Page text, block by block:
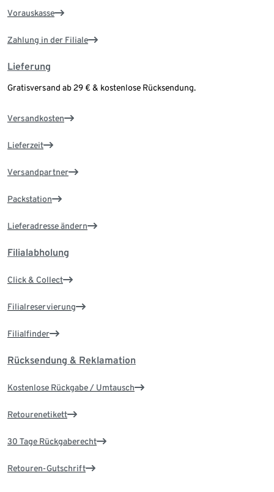
Vorauskasse
Zahlung in der Filiale
Lieferung
Gratisversand ab 29 € & kostenlose Rücksendung.
Versandkosten
Lieferzeit
Versandpartner
Packstation
Lieferadresse ändern
Filialabholung
Click & Collect
Filialreservierung
Filialfinder
Rücksendung & Reklamation
Kostenlose Rückgabe / Umtausch
Retourenetikett
30 Tage Rückgaberecht
Retouren-Gutschrift